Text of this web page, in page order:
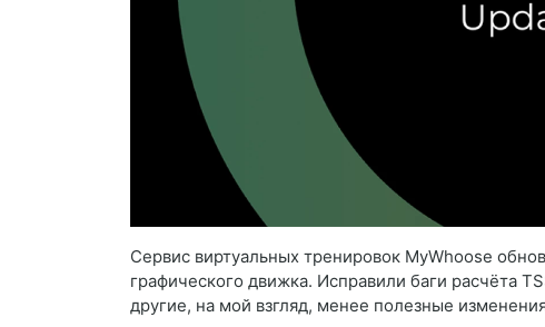
Сервис виртуальных тренировок MyWhoose
графического движка. Исправили баги расчёта
другие, на мой взгляд, менее полезные